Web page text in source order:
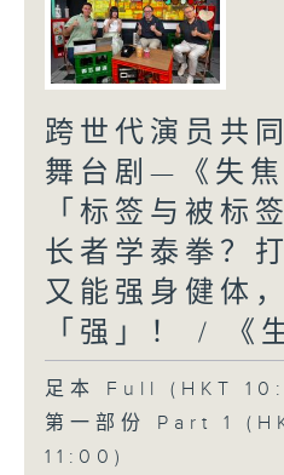
跨世代演员共
舞台剧—《失
「标签与被标
长者学泰拳？
又能强身健体
「强」！ / 《
足本 Full (HKT
第一部份 Part 1
11:00)